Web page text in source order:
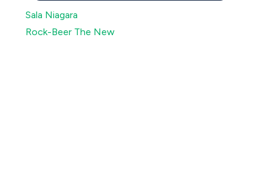
Sala Niagara
Rock-Beer The New